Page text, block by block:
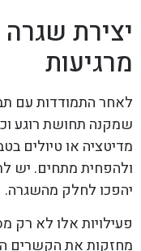
יצירת
מרגיעות
לאחר התמודדות עם
שמקנה תחושת רוגע
מדיטציה או טיולים
ולהפחית מתחים. יש
יהפכו לחלק מהשגרה.
פעילויות אלו לא רק
מחזקות את הקשרים